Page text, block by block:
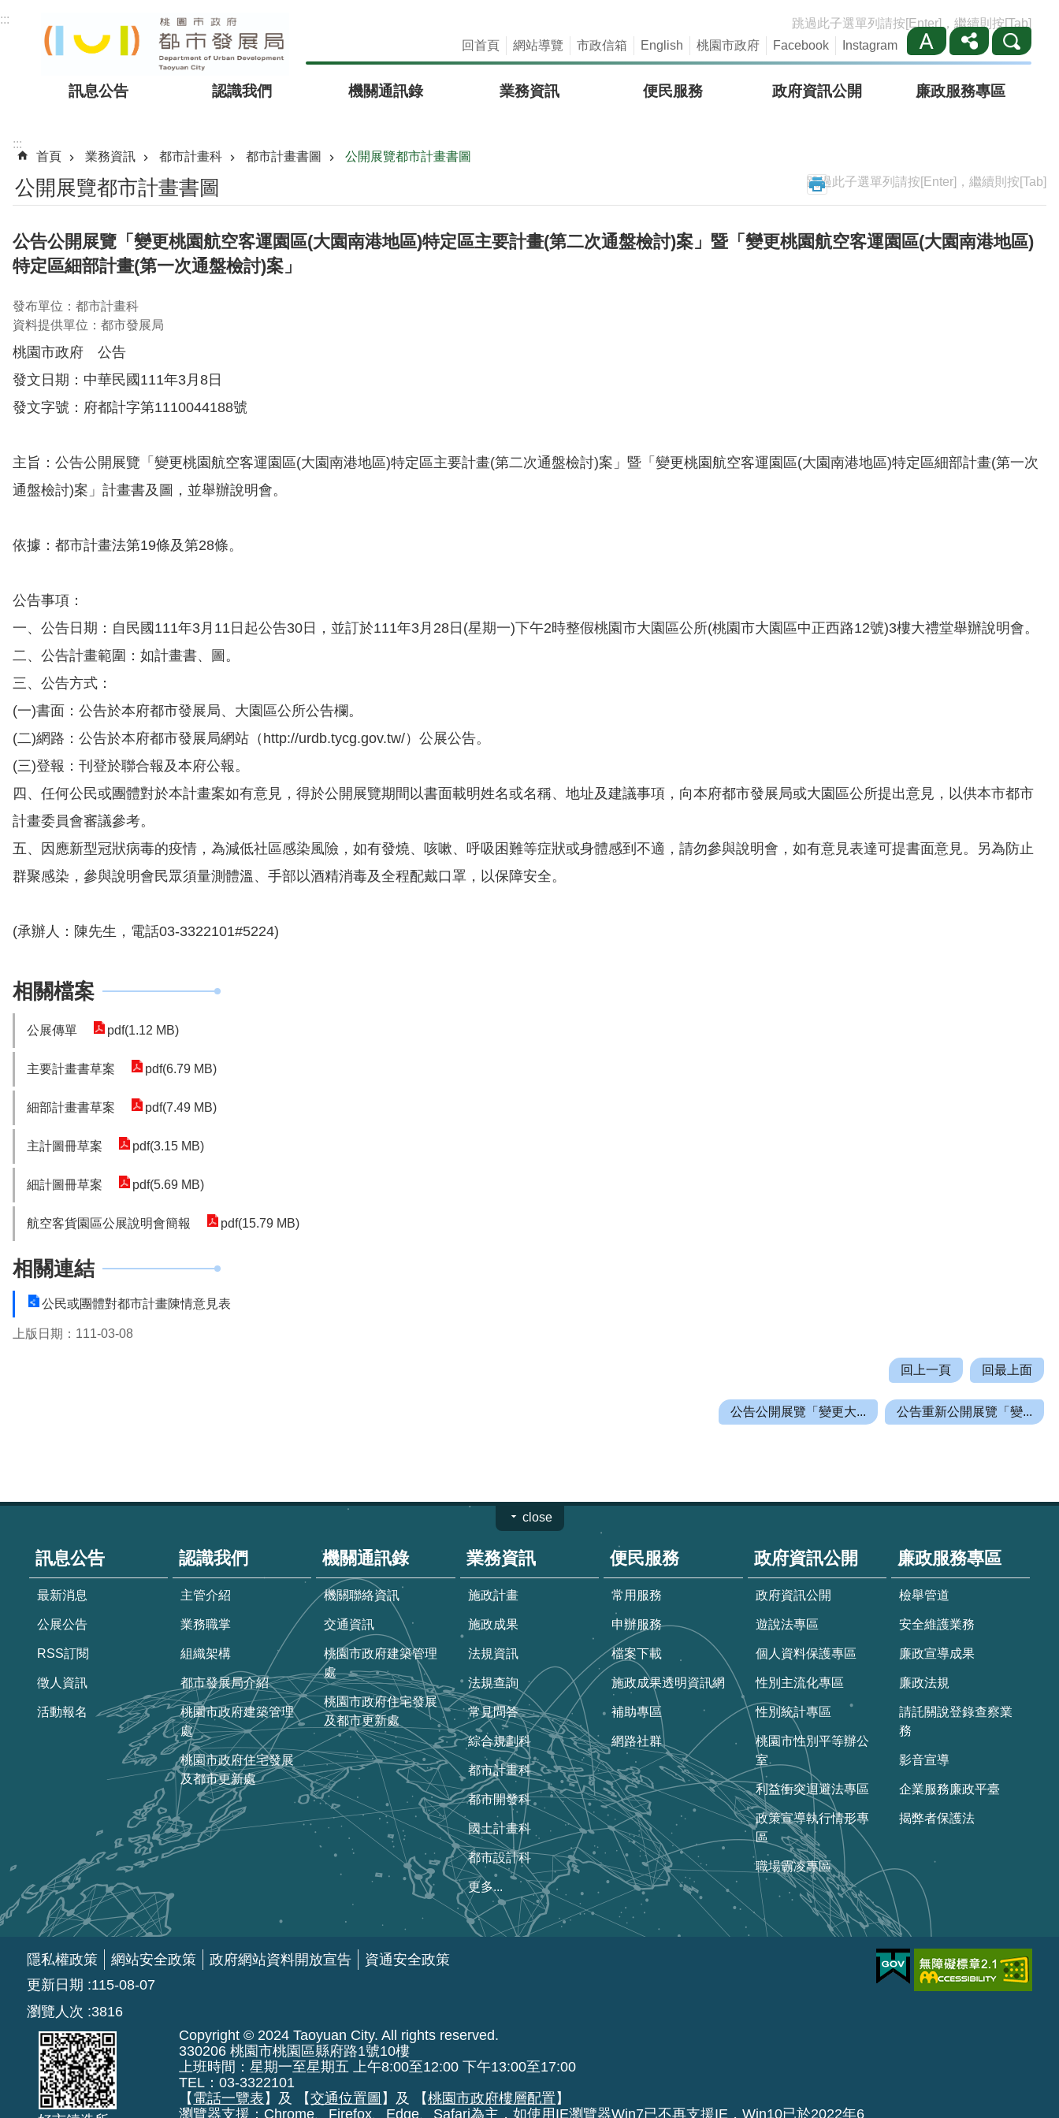
跳到主要內容區塊
:::
跳過此子選單列請按[Enter]，繼續則按[Tab]
回首頁
網站導覽 市政信箱 English 桃園市政府 Facebook Instagram
訊息公告 認識我們 機關通訊錄 業務資訊 便民服務 政府資訊公開 廉政服務專區
:::
首頁
業務資訊 都市計畫科 都市計畫書圖 公開展覽都市計畫書圖
公開展覽都市計畫書圖 跳過此子選單列請按[Enter]，繼續則按[Tab]
公告公開展覽「變更桃園航空客運園區(大園南港地區)特定區主要計畫(第二次通盤檢討)案」暨「變更桃園航空客運園區(大園南港地區)
特定區細部計畫(第一次通盤檢討)案」
發布單位：都市計畫科
資料提供單位：都市發展局
桃園市政府 公告
發文日期：中華民國111年3月8日
發文字號：府都計字第1110044188號
主旨：公告公開展覽「變更桃園航空客運園區(大園南港地區)特定區主要計畫(第二次通盤檢討)案」暨「變更桃園航空客運園區(大園南港地區)特定區細部計畫(第一次
通盤檢討)案」計畫書及圖，並舉辦說明會。
依據：都市計畫法第19條及第28條。
公告事項：
一、公告日期：自民國111年3月11日起公告30日，並訂於111年3月28日(星期一)下午2時整假桃園市大園區公所(桃園市大園區中正西路12號)3樓大禮堂舉辦說明會。
二、公告計畫範圍：如計畫書、圖。
三、公告方式：
(一)書面：公告於本府都市發展局、大園區公所公告欄。
(二)網路：公告於本府都市發展局網站（http://urdb.tycg.gov.tw/）公展公告。
(三)登報：刊登於聯合報及本府公報。
四、任何公民或團體對於本計畫案如有意見，得於公開展覽期間以書面載明姓名或名稱、地址及建議事項，向本府都市發展局或大園區公所提出意見，以供本市都市
計畫委員會審議參考。
五、因應新型冠狀病毒的疫情，為減低社區感染風險，如有發燒、咳嗽、呼吸困難等症狀或身體感到不適，請勿參與說明會，如有意見表達可提書面意見。另為防止
群聚感染，參與說明會民眾須量測體溫、手部以酒精消毒及全程配戴口罩，以保障安全。
(承辦人：陳先生，電話03-3322101#5224)
相關檔案
公展傳單 pdf(1.12 MB)
主要計畫書草案 pdf(6.79 MB)
細部計畫書草案 pdf(7.49 MB)
主計圖冊草案 pdf(3.15 MB)
細計圖冊草案 pdf(5.69 MB)
航空客貨園區公展說明會簡報 pdf(15.79 MB)
相關連結
公民或團體對都市計畫陳情意見表
上版日期：111-03-08
回上一頁 回最上面
公告公開展覽「變更大... 公告重新公開展覽「變...
close
訊息公告
最新消息
公展公告
RSS訂閱
徵人資訊
活動報名
認識我們
主管介紹
業務職掌
組織架構
都市發展局介紹
桃園市政府建築管理
處
桃園市政府住宅發展
及都市更新處
機關通訊錄
機關聯絡資訊
交通資訊
桃園市政府建築管理
處
桃園市政府住宅發展
及都市更新處
業務資訊
施政計畫
施政成果
法規資訊
法規查詢
常見問答
綜合規劃科
都市計畫科
都市開發科
國土計畫科
都市設計科
更多...
便民服務
常用服務
申辦服務
檔案下載
施政成果透明資訊網
補助專區
網路社群
政府資訊公開
政府資訊公開
遊說法專區
個人資料保護專區
性別主流化專區
性別統計專區
桃園市性別平等辦公
室
利益衝突迴避法專區
政策宣導執行情形專
區
職場霸凌專區
廉政服務專區
檢舉管道
安全維護業務
廉政宣導成果
廉政法規
請託關說登錄查察業
務
影音宣導
企業服務廉政平臺
揭弊者保護法
隱私權政策 網站安全政策 政府網站資料開放宣告
資通安全政策
更新日期
115-08-07
瀏覽人次
3816
Copyright © 2024 Taoyuan City. All rights reserved.
330206 桃園市桃園區縣府路1號10樓
上班時間：星期一至星期五 上午8:00至12:00 下午13:00至17:00
TEL：03-3322101
【 電話一覽表 】及 【交通位置圖 】及 【桃園市政府樓層配置 】
瀏覽器支援：Chrome、Firefox、Edge、Safari為主，如使用IE瀏覽器Win7已不再支援IE，Win10已於2022年6